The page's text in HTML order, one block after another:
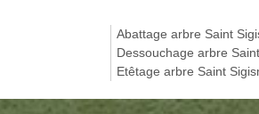
Abattage arbre Saint
Dessouchage arbre
Etêtage arbre Saint